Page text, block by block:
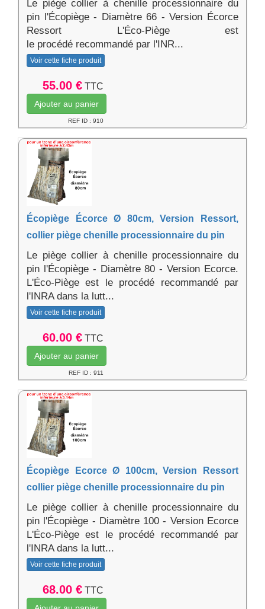
Le piège collier à chenille processionnaire du
pin l'Écopiège - Diamètre 66 - Version Écorce
Ressort L'Éco-Piège est
le procédé recommandé par l'INR...
Voir cette fiche produit
55.00 € TTC
Ajouter au panier
REF ID : 910
Écopiège Écorce Ø 80cm, Version Ressort,
collier piège chenille processionnaire du pin
Le piège collier à chenille processionnaire du
pin l'Écopiège - Diamètre 80 - Version Ecorce.
L'Éco-Piège est le procédé recommandé par
l'INRA dans la lutt...
Voir cette fiche produit
60.00 € TTC
Ajouter au panier
REF ID : 911
Écopiège Ecorce Ø 100cm, Version Ressort
collier piège chenille processionnaire du pin
Le piège collier à chenille processionnaire du
pin l'Écopiège - Diamètre 100 - Version Ecorce
L'Éco-Piège est le procédé recommandé par
l'INRA dans la lutt...
Voir cette fiche produit
68.00 € TTC